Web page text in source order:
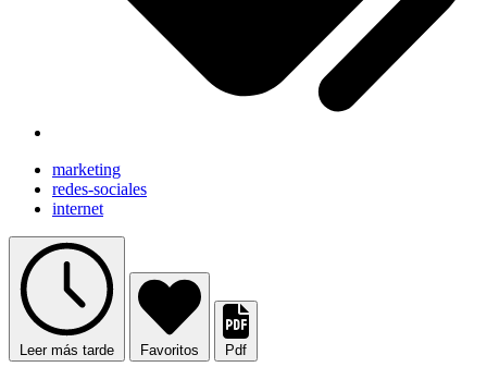
marketing
redes-sociales
internet
Leer más tarde Favoritos Pdf